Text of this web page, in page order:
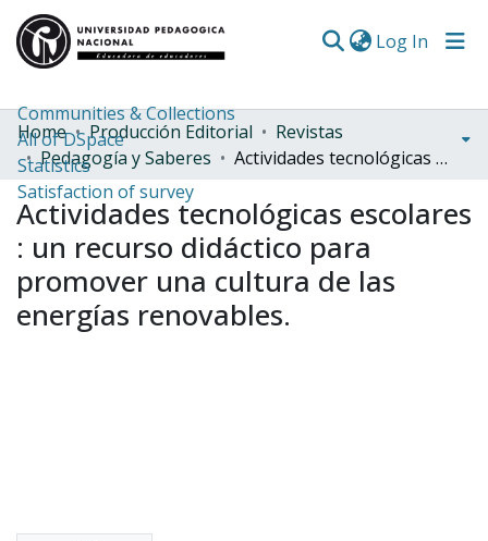
Log In
Communities & Collections
All of DSpace
Statistics
Satisfaction of survey
Home Producción Editorial
Revistas
Pedagogía y Saberes
Actividades tecnológicas escolares : un recurso didáctico para promover una cultura de las energías renovables.
Actividades tecnológicas escolares
: un recurso didáctico para
promover una cultura de las
energías renovables.